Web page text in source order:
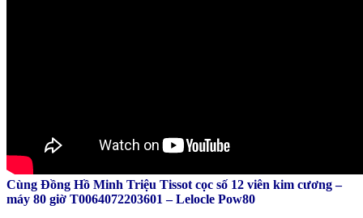
Cùng Đồng Hồ Minh Triệu Tissot cọc số 12 viên kim cương –
máy 80 giờ T0064072203601 – Lelocle Pow80